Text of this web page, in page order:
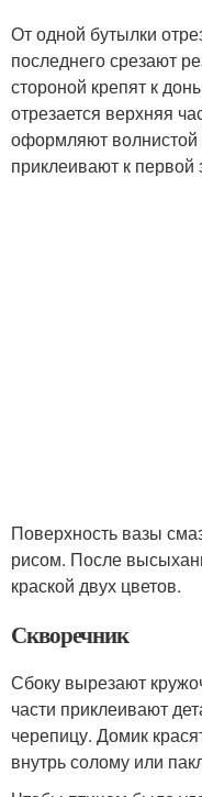
От одной бутылки
последнего срезают
стороной крепят к
отрезается верхняя
оформляют волнистой
приклеивают к первой
Поверхность вазы
рисом. После
краской двух цветов.
Скворечник
Сбоку вырезают
части приклеивают
черепицу. Домик
внутрь солому или